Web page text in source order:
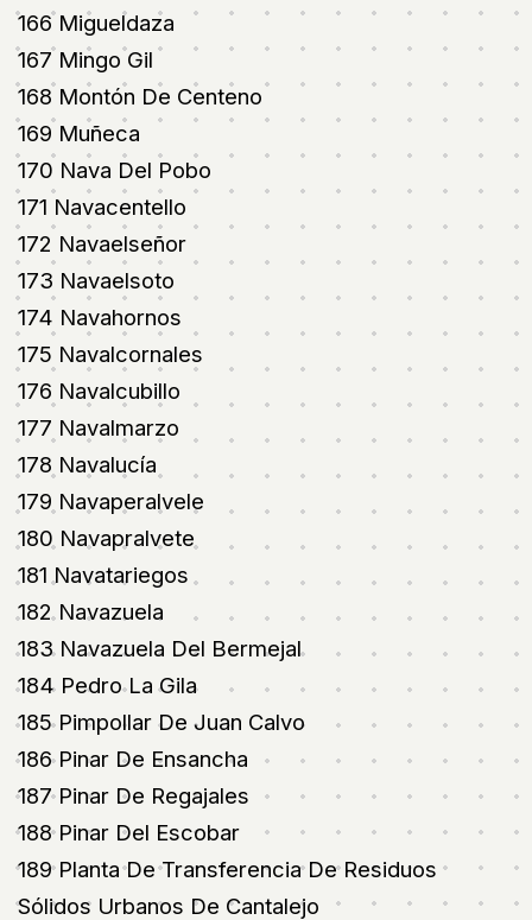
166 Migueldaza
167 Mingo Gil
168 Montón De Centeno
169 Muñeca
170 Nava Del Pobo
171 Navacentello
172 Navaelseñor
173 Navaelsoto
174 Navahornos
175 Navalcornales
176 Navalcubillo
177 Navalmarzo
178 Navalucía
179 Navaperalvele
180 Navapralvete
181 Navatariegos
182 Navazuela
183 Navazuela Del Bermejal
184 Pedro La Gila
185 Pimpollar De Juan Calvo
186 Pinar De Ensancha
187 Pinar De Regajales
188 Pinar Del Escobar
189 Planta De Transferencia De Residuos
Sólidos Urbanos De Cantalejo